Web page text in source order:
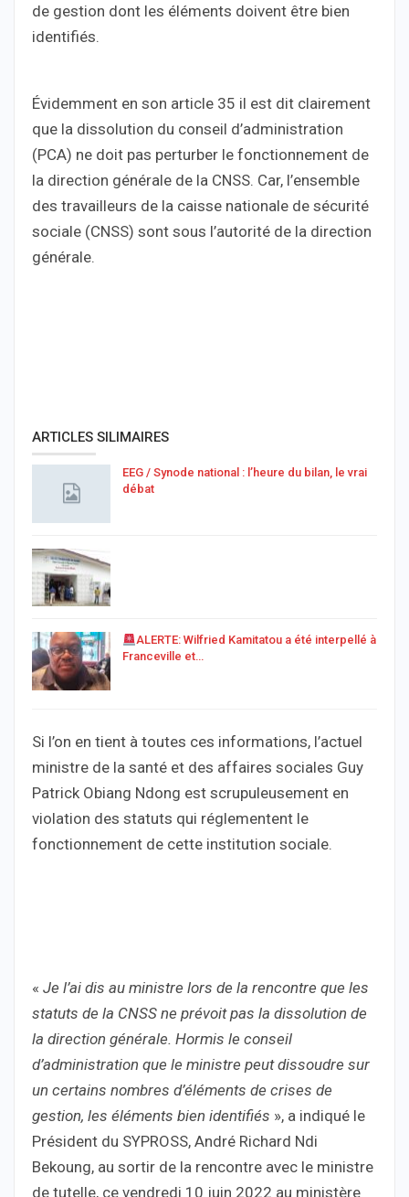
de gestion dont les éléments doivent être bien
identifiés.
Évidemment en son article 35 il est dit clairement
que la dissolution du conseil d’administration
(PCA) ne doit pas perturber le fonctionnement de
la direction générale de la CNSS. Car, l’ensemble
des travailleurs de la caisse nationale de sécurité
sociale (CNSS) sont sous l’autorité de la direction
générale.
ARTICLES SILIMAIRES
EEG / Synode national : l’heure du bilan, le vrai
débat
ALERTE: Wilfried Kamitatou a été interpellé à
Franceville et…
Si l’on en tient à toutes ces informations, l’actuel
ministre de la santé et des affaires sociales Guy
Patrick Obiang Ndong est scrupuleusement en
violation des statuts qui réglementent le
fonctionnement de cette institution sociale.
« Je l’ai dis au ministre lors de la rencontre que les
statuts de la CNSS ne prévoit pas la dissolution de
la direction générale. Hormis le conseil
d’administration que le ministre peut dissoudre sur
un certains nombres d’éléments de crises de
gestion, les éléments bien identifiés », a indiqué le
Président du SYPROSS, André Richard Ndi
Bekoung, au sortir de la rencontre avec le ministre
de tutelle, ce vendredi 10 juin 2022 au ministère